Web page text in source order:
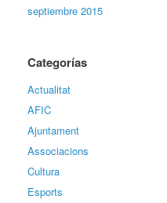
septiembre 2015
Categorías
Actualitat
AFIC
Ajuntament
Associacions
Cultura
Esports